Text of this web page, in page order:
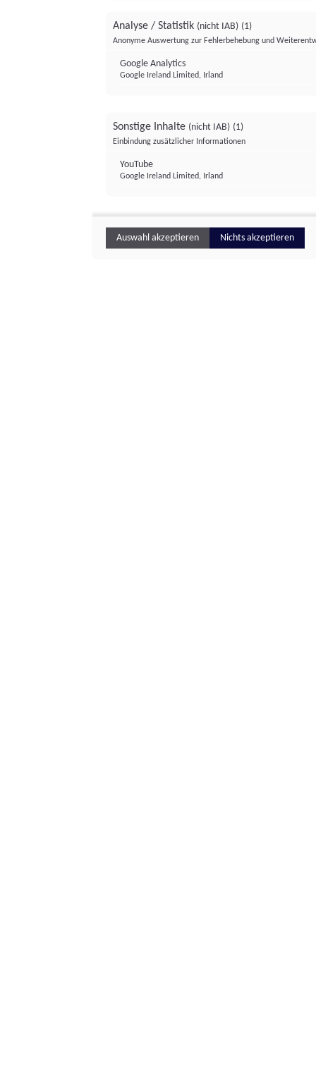
Analyse / Statistik (nicht IAB) (1)
Anonyme Auswertung zur Fehlerbehebung und
Google Analytics
Google Ireland Limited, Irland
Sonstige Inhalte (nicht IAB) (1)
Einbindung zusätzlicher Informationen
YouTube
Google Ireland Limited, Irland
Auswahl akzeptieren Nichts akzeptieren